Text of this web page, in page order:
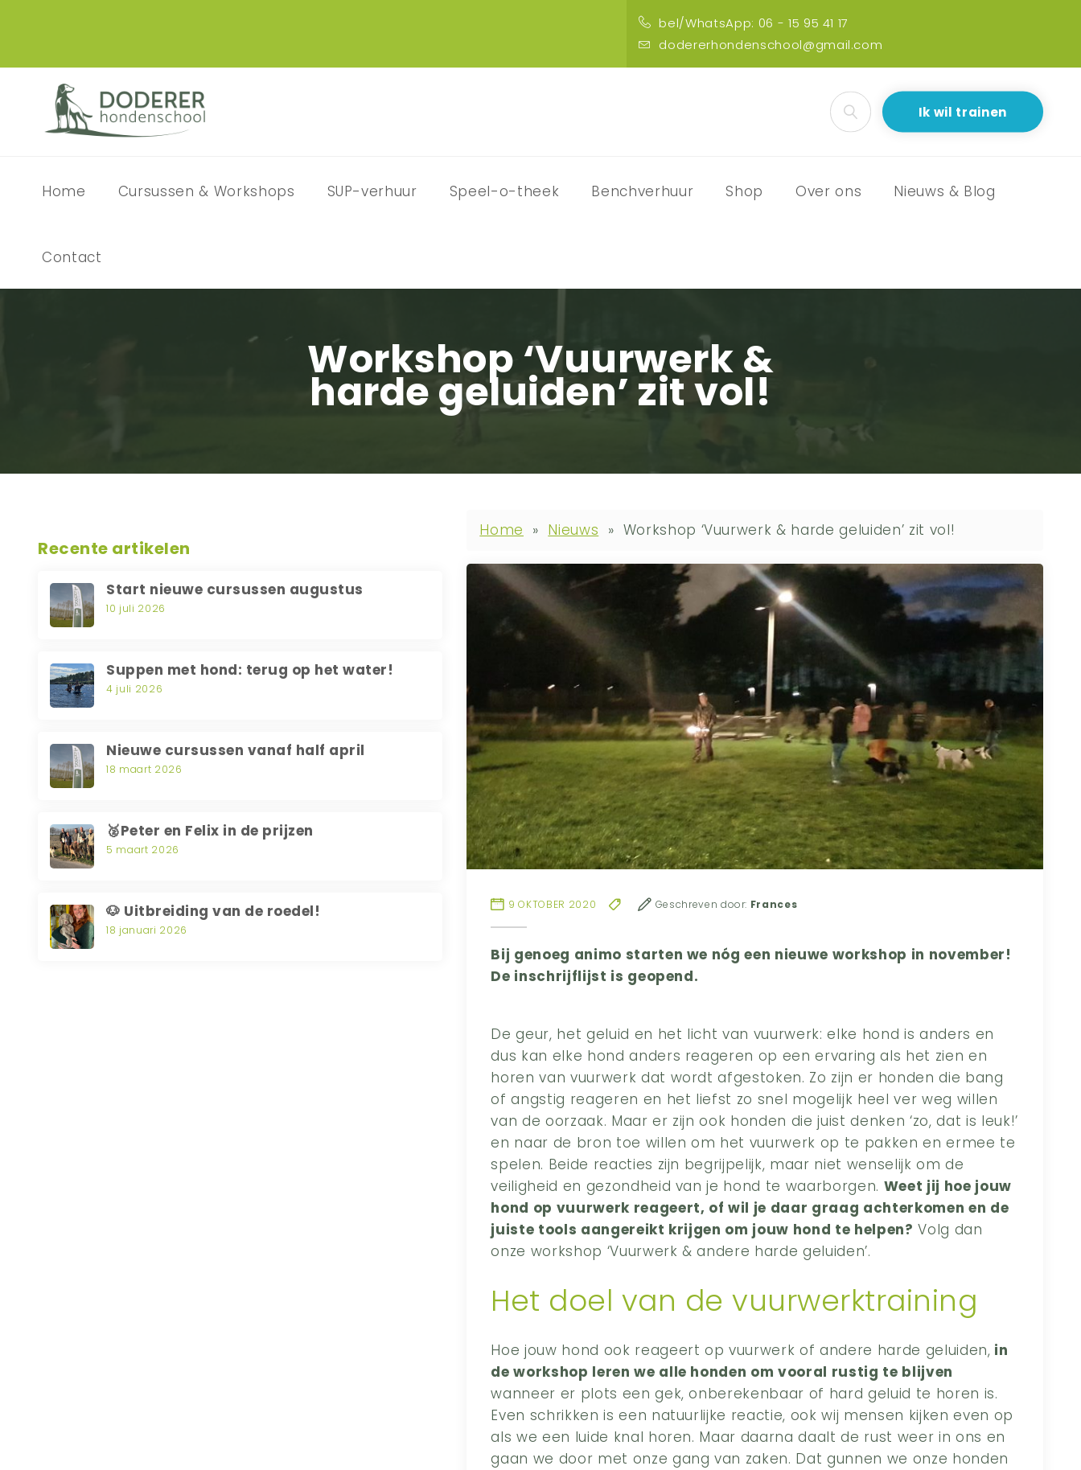
bel/WhatsApp: 06 - 15 95 41 17
dodererhondenschool@gmail.com
Ik wil trainen
Home Cursussen & Workshops SUP-verhuur Speel-o-theek Benchverhuur Shop Over ons Nieuws & Blog
Contact
Workshop ‘Vuurwerk &
harde geluiden’ zit vol!
Recente artikelen
Start nieuwe cursussen augustus
10 juli 2026
Suppen met hond: terug op het water!
4 juli 2026
Nieuwe cursussen vanaf half april
18 maart 2026
🥈Peter en Felix in de prijzen
5 maart 2026
🐶 Uitbreiding van de roedel!
18 januari 2026
Home » Nieuws » Workshop ‘Vuurwerk & harde geluiden’ zit vol!
9 OKTOBER 2020 Geschreven door: Frances
Bij genoeg animo starten we nóg een nieuwe workshop in november!
De inschrijflijst is geopend.
De geur, het geluid en het licht van vuurwerk: elke hond is anders en
dus kan elke hond anders reageren op een ervaring als het zien en
horen van vuurwerk dat wordt afgestoken. Zo zijn er honden die bang
of angstig reageren en het liefst zo snel mogelijk heel ver weg willen
van de oorzaak. Maar er zijn ook honden die juist denken ‘zo, dat is leuk!’
en naar de bron toe willen om het vuurwerk op te pakken en ermee te
spelen. Beide reacties zijn begrijpelijk, maar niet wenselijk om de
veiligheid en gezondheid van je hond te waarborgen. Weet jij hoe jouw
hond op vuurwerk reageert, of wil je daar graag achterkomen en de
juiste tools aangereikt krijgen om jouw hond te helpen? Volg dan
onze workshop ‘Vuurwerk & andere harde geluiden’.
Het doel van de vuurwerktraining
Hoe jouw hond ook reageert op vuurwerk of andere harde geluiden, in
de workshop leren we alle honden om vooral rustig te blijven
wanneer er plots een gek, onberekenbaar of hard geluid te horen is.
Even schrikken is een natuurlijke reactie, ook wij mensen kijken even op
als we een luide knal horen. Maar daarna daalt de rust weer in ons en
gaan we door met onze gang van zaken. Dat gunnen we onze honden